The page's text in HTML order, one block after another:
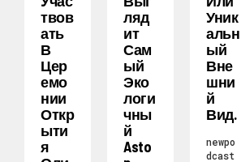
Твов
Ать
В
Цер
Емо
Нии
Откр
Ыти
Я
Ляд
Ит
Сам
Ый
Эко
Логи
Чны
Й
Asto
Уник
Альн
Ый
Вне
Шни
Й
Вид.
newpo
dcast